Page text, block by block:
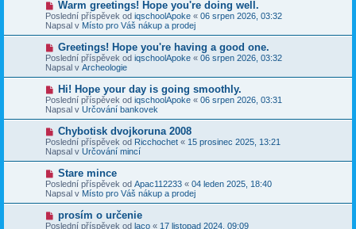
ě
v
e
k
í
s
p
ě
v
e
k
N
o
v
ý
í
s
p
v
e
k
Warm greetings! Hope you're doing well.
Poslední příspěvek od iqschoolApoke « 06 srpen 2026, 03:32
Napsal v Místo pro Váš nákup a prodej
N
o
v
ý
p
í
s
p
ě
v
e
k
Greetings! Hope you're having a good one.
Poslední příspěvek od iqschoolApoke « 06 srpen 2026, 03:32
Napsal v Archeologie
N
o
v
ý
í
s
p
ě
v
e
k
Hi! Hope your day is going smoothly.
Poslední příspěvek od iqschoolApoke « 06 srpen 2026, 03:31
Napsal v Určování bankovek
N
o
v
ý
p
í
s
p
ě
v
Chybotisk dvojkoruna 2008
Poslední příspěvek od Ricchochet « 15 prosinec 2025, 13:21
Napsal v Určování mincí
N
o
v
ý
Stare mince
Poslední příspěvek od Apac112233 « 04 leden 2025, 18:40
Napsal v Místo pro Váš nákup a prodej
N
o
prosím o určenie
Poslední příspěvek od laco « 17 listopad 2024, 09:09